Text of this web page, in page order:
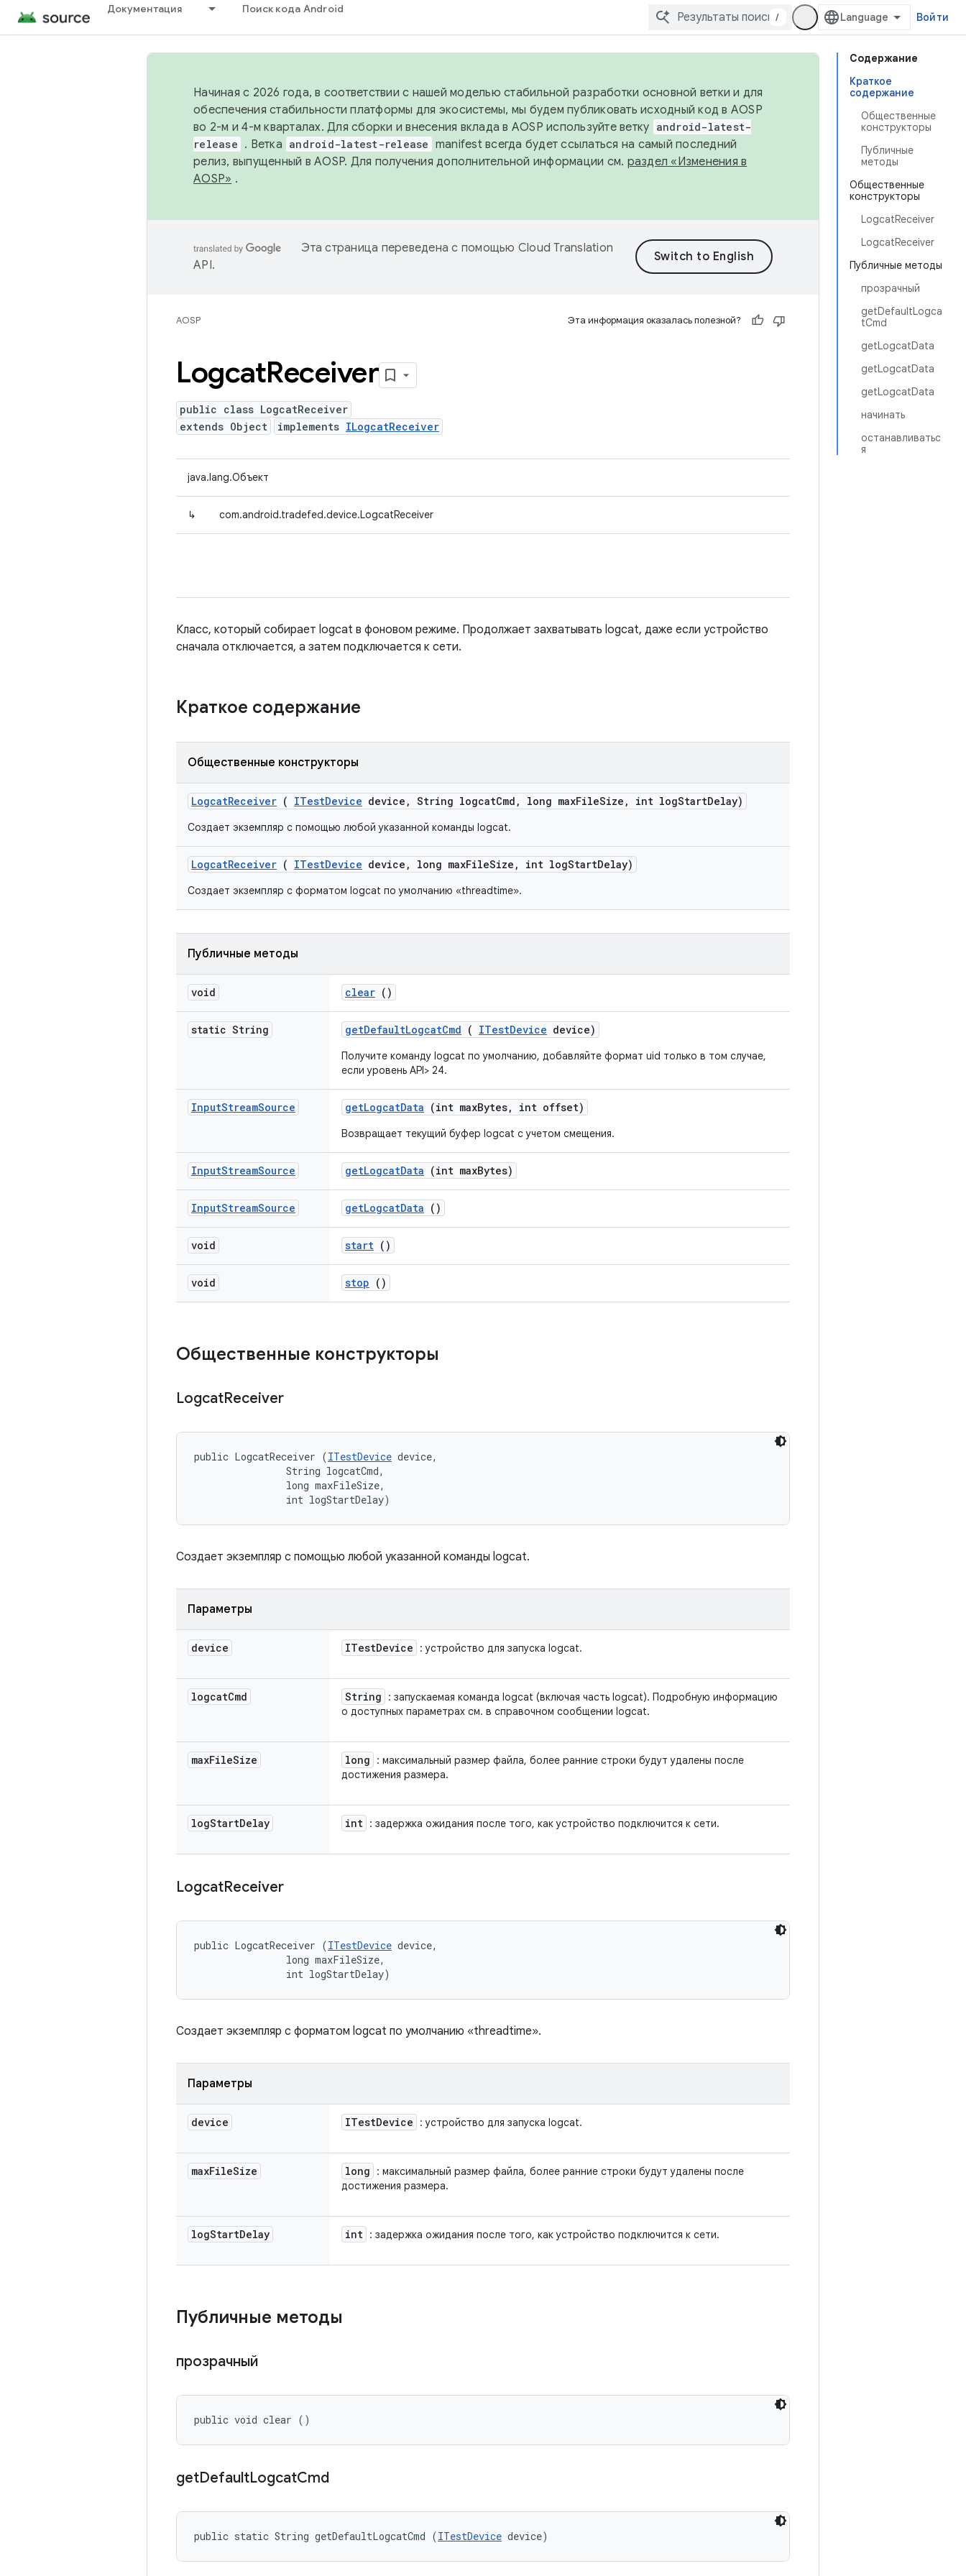
Документация Поиск кода Android
/ Войти
Содержание
Краткое
содержание
Общественные
конструкторы
Публичные
методы
Общественные
конструкторы
LogcatReceiver
LogcatReceiver
Публичные методы
прозрачный
getDefaultLogca
tCmd
getLogcatData
getLogcatData
getLogcatData
начинать
останавливатьс
я
Начиная с 2026 года, в соответствии с нашей моделью стабильной разработки основной ветки и для
обеспечения стабильности платформы для экосистемы, мы будем публиковать исходный код в AOSP
во 2-м и 4-м кварталах. Для сборки и внесения вклада в AOSP используйте ветку android-latest-
release . Ветка android-latest-release manifest всегда будет ссылаться на самый последний
релиз, выпущенный в AOSP. Для получения дополнительной информации см. раздел «Изменения в
AOSP» .
Эта страница переведена с помощью Cloud Translation
API.
AOSP Эта информация оказалась полезной?
LogcatReceiver
public class LogcatReceiver
extends Object
implements ILogcatReceiver
java.lang.Объект
↳ com.android.tradefed.device.LogcatReceiver
Класс, который собирает logcat в фоновом режиме. Продолжает захватывать logcat, даже если устройство
сначала отключается, а затем подключается к сети.
Краткое содержание
Общественные конструкторы
LogcatReceiver ( ITestDevice device , String logcatCmd , long maxFileSize , int logStartDelay)
Создает экземпляр с помощью любой указанной команды logcat.
LogcatReceiver ( ITestDevice device , long maxFileSize , int logStartDelay)
Создает экземпляр с форматом logcat по умолчанию «threadtime».
Публичные методы
void clear ()
static String getDefaultLogcatCmd ( ITestDevice device)
Получите команду logcat по умолчанию, добавляйте формат uid только в том случае,
если уровень API> 24.
InputStreamSource getLogcatData (int maxBytes, int offset)
Возвращает текущий буфер logcat с учетом смещения.
InputStreamSource getLogcatData (int maxBytes)
InputStreamSource getLogcatData ()
void start ()
void stop ()
Общественные конструкторы
LogcatReceiver
public LogcatReceiver (ITestDevice device,
                String logcatCmd,
                long maxFileSize,
                int logStartDelay)
Создает экземпляр с помощью любой указанной команды logcat.
Параметры
device ITestDevice : устройство для запуска logcat.
logcatCmd String
: запускаемая команда logcat (включая часть logcat). Подробную информацию
о доступных параметрах см. в справочном сообщении logcat.
maxFileSize long
: максимальный размер файла, более ранние строки будут удалены после
достижения размера.
logStartDelay int : задержка ожидания после того, как устройство подключится к сети.
LogcatReceiver
public LogcatReceiver (ITestDevice device,
                long maxFileSize,
                int logStartDelay)
Создает экземпляр с форматом logcat по умолчанию «threadtime».
Параметры
device ITestDevice : устройство для запуска logcat.
maxFileSize long
: максимальный размер файла, более ранние строки будут удалены после
достижения размера.
logStartDelay int : задержка ожидания после того, как устройство подключится к сети.
Публичные методы
прозрачный
public void clear ()
getDefaultLogcatCmd
public static String getDefaultLogcatCmd (ITestDevice device)